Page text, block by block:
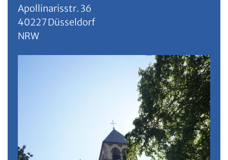
Apollinarisstr. 36
40227Düsseldorf
NRW